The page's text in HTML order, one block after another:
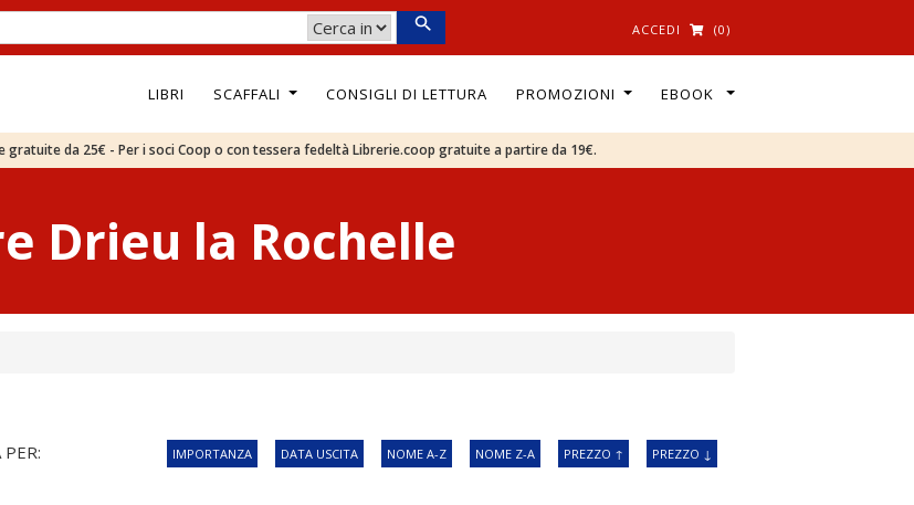
ACCEDI (0)
LIBRI SCAFFALI CONSIGLI DI LETTURA PROMOZIONI EBOOK
gratuite da 25€ - Per i soci Coop o con tessera fedeltà Librerie.coop gratuite a partire da 19€.
Drieu la Rochelle
IMPORTANZA DATA USCITA NOME A-Z NOME Z-A PREZZO ↑ PREZZO ↓